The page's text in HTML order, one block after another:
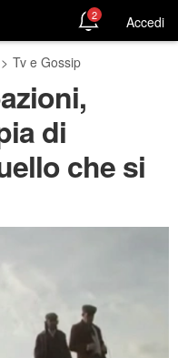
2 Accedi
> Tv e Gossip
di
che si